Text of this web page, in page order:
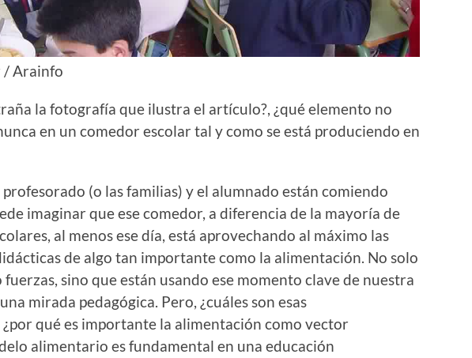
/ Arainfo
la fotografía que ilustra el artículo?, ¿qué elemento no
en un comedor escolar tal y como se está produciendo en
(o las familias) y el alumnado están comiendo
imaginar que ese comedor, a diferencia de la mayoría de
al menos ese día, está aprovechando al máximo las
de algo tan importante como la alimentación. No solo
sino que están usando ese momento clave de nuestra
mirada pedagógica. Pero, ¿cuáles son esas
¿por qué es importante la alimentación como vector
alimentario es fundamental en una educación